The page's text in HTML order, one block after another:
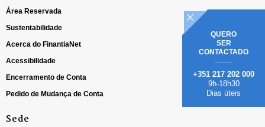
QUERO
SER
CONTACTADO
+351 217 202 000
9h-18h30
Dias úteis
Área Reservada
Sustentabilidade
Acerca do FinantiaNet
Acessibilidade
Encerramento de Conta
Pedido de Mudança de Conta
Sede